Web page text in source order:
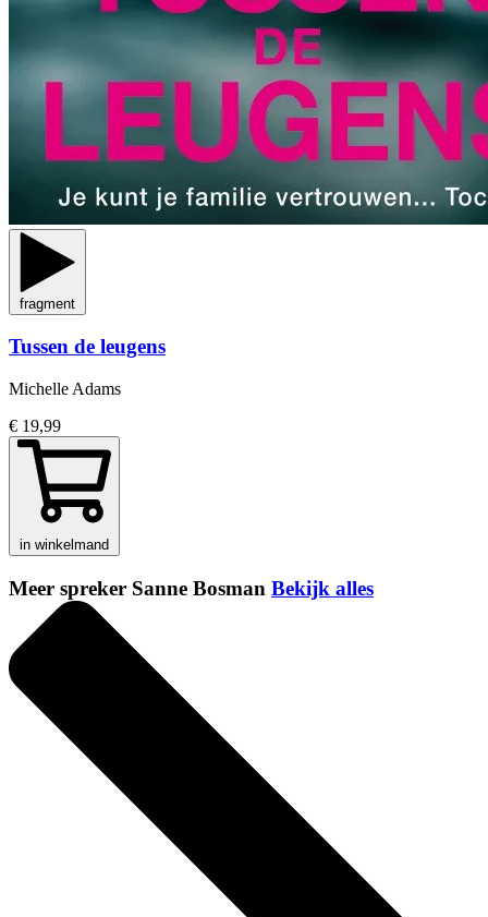
fragment
Tussen de leugens
Michelle Adams
€ 19,99
in winkelmand
Meer spreker Sanne Bosman Bekijk alles